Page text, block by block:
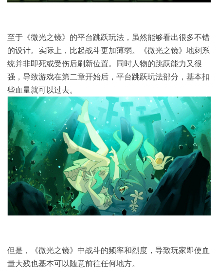
至于《微光之镜》的平台跳跃玩法，虽然能够看出很多不错
的设计。实际上，比起战斗更加薄弱。《微光之镜》地刺系
统并非即死或受伤后刷新位置。同时人物的跳跃能力又很
强，导致游戏在第二章开始后，平台跳跃玩法部分，基本扣
些血量就可以过去。
但是，《微光之镜》中战斗的频率和烈度，导致玩家即使血
量大残也基本可以随意前往任何地方。